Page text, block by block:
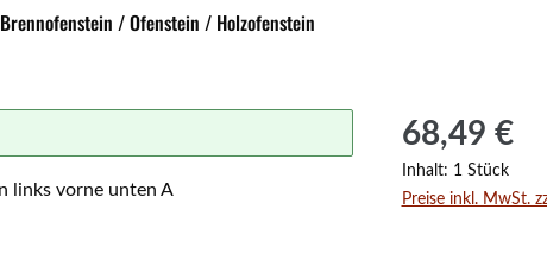
/ Ofenstein / Holzofenstein
Regulärer Preis:
68,49 €
Inhalt: 1 Stück
Preise inkl. MwSt.